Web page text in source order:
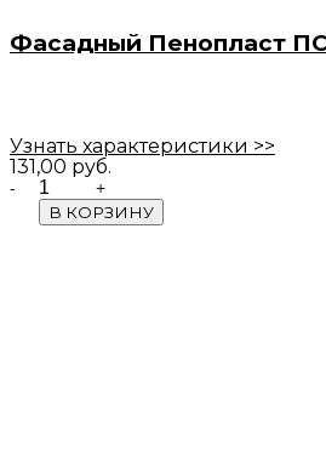
Фасадный Пенопласт
Узнать характеристики >>
131,00 руб.
Quantity
В КОРЗИНУ